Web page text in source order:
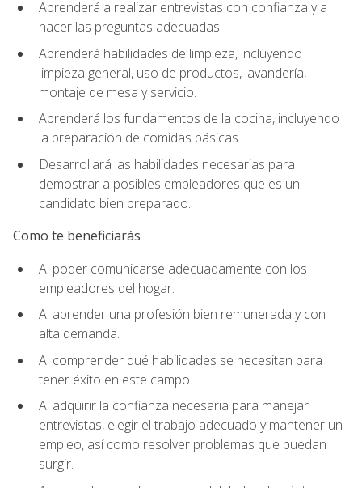
Aprenderá a realizar entrevistas con confianza y a
hacer las preguntas adecuadas.
Aprenderá habilidades de limpieza, incluyendo
limpieza general, uso de productos, lavandería,
montaje de mesa y servicio.
Aprenderá los fundamentos de la cocina, incluyendo
la preparación de comidas básicas.
Desarrollará las habilidades necesarias para
demostrar a posibles empleadores que es un
candidato bien preparado.
Como te beneficiarás
Al poder comunicarse adecuadamente con los
empleadores del hogar.
Al aprender una profesión bien remunerada y con
alta demanda.
Al comprender qué habilidades se necesitan para
tener éxito en este campo.
Al adquirir la confianza necesaria para manejar
entrevistas, elegir el trabajo adecuado y mantener un
empleo, así como resolver problemas que puedan
surgir.